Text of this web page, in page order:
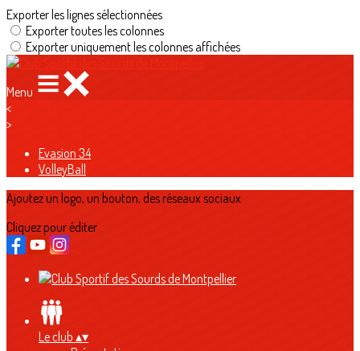
Exporter les lignes sélectionnées
Exporter toutes les colonnes
Exporter uniquement les colonnes affichées
Menu
<
>
Evasion 34
VolleyBall
Ajoutez un logo, un bouton, des réseaux sociaux
Cliquez pour éditer
Le club ▴▾